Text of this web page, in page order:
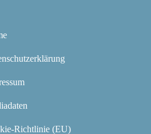
Richtlinie (EU)